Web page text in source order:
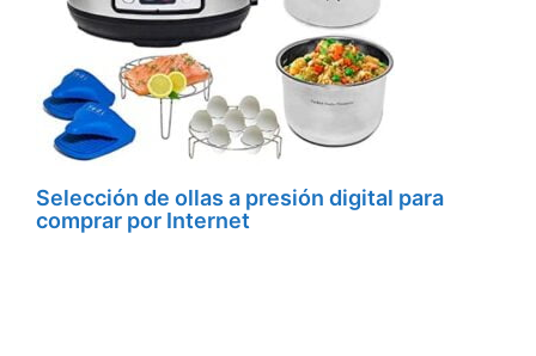
Selección de ollas a presión digital para
comprar por Internet